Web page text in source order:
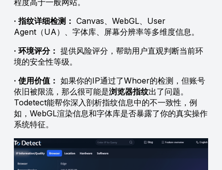
程度高于一般网站。
· 指纹详细检测： Canvas、WebGL、User
Agent（UA）、字体库、屏幕分辨率等多维度信息。
· 环境评分： 提供风险评分，帮助用户直观判断当前环
境的安全性等级。
· 使用价值： 如果你的IP通过了Whoer的检测，但账号
依旧被限流，那么很可能是浏览器指纹出了问题。
Todetect能帮你深入剖析指纹信息中的不一致性，例
如，WebGL渲染信息和字体库是否暴露了你的真实操作
系统特征。